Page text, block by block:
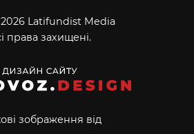
Latifundist Media
права захищені.
зображення від